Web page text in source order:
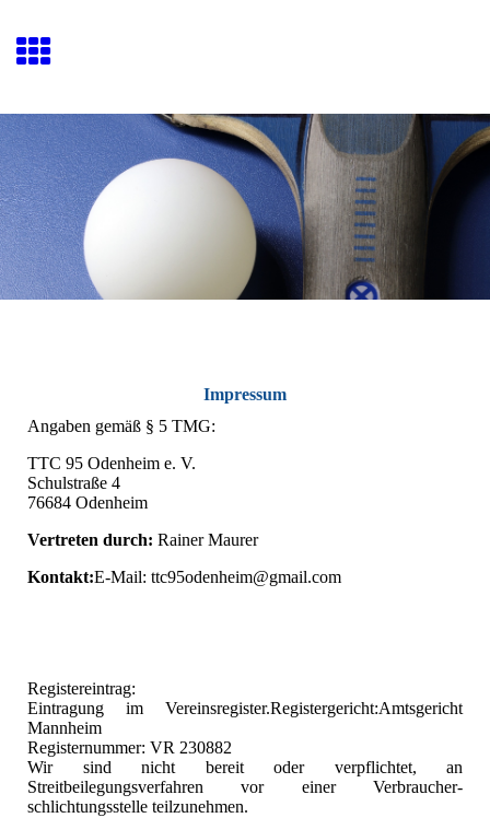
Impressum
Angaben gemäß § 5 TMG:
TTC 95 Odenheim e. V.
Schulstraße 4
76684 Odenheim
Vertreten durch: Rainer Maurer
Kontakt:E-Mail: ttc95odenheim@gmail.com
Registereintrag:
Eintragung im Vereinsregister.Registergericht:Amtsgericht
Mannheim
Registernummer: VR 230882
Wir sind nicht bereit oder verpflichtet, an
Streitbeilegungsverfahren vor einer Verbraucher-
schlichtungsstelle teilzunehmen.